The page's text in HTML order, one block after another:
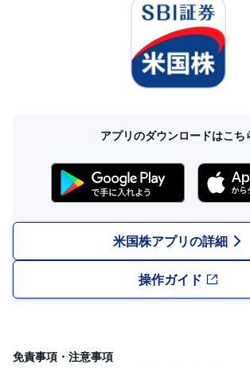
アプリのダウンロードはこち
米国株アプリの詳細
操作ガイド
免責事項・注意事項